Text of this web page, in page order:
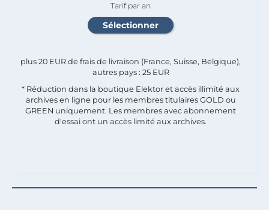
Tarif par an
plus 20 EUR de frais de livraison (France, Suisse, Belgique),
autres pays : 25 EUR
* Réduction dans la boutique Elektor et accès illimité aux
archives en ligne pour les membres titulaires GOLD ou
GREEN uniquement. Les membres avec abonnement
d'essai ont un accès limité aux archives.